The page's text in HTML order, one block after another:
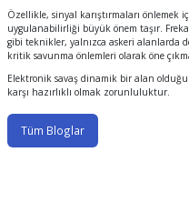
Özellikle, sinyal karıştırmaları önlemek
uygulanabilirliği büyük önem taşır.
gibi teknikler, yalnızca askeri alanlarda
kritik savunma önlemleri olarak öne
Elektronik savaş dinamik bir alan
karşı hazırlıklı olmak zorunluluktur.
Tüm Bloglar